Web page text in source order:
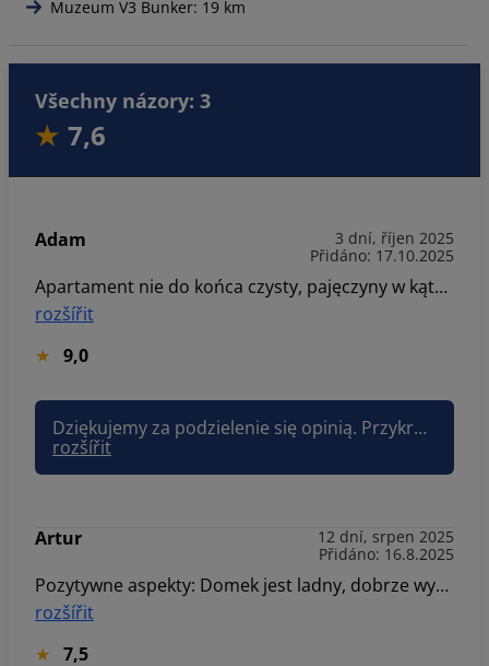
Muzeum V3 Bunker: 19 km
Všechny názory: 3
7,6
Adam
3 dní, říjen 2025
Přidáno: 17.10.2025
Apartament nie do końca czysty, pajęczyny w kątach, brudne okna od wewnątrz. Jacuzzi i sauna mało użyteczne. Jacuzzi wygrzewali się dwa dni i nie osiągnęło temperatury. Sauna również nie nagrzewała się do temperatura, aby można było ją nazwać sauna, mimo wielogodzinnej pracy pieca. W apartamencie tylko dwie rolki papieru toaletowego, oraz mała ilość tabletek do zmywarki. Mimo iż zostały zostawione kapsułki do ekspresu, były od innego modelu, co czyniło ekspres bezużytecznym.
rozšířit
9,0
Dziękujemy za podzielenie się opinią. Przykro nam, że apartament nie spełnił oczekiwań – przekazujemy uwagi do zespołu, by poprawić jakość usług. Doceniamy każdy sygnał, który pomaga nam się rozwijać. Pozdrawiam, Joanna Sun&Snow
rozšířit
Artur
12 dní, srpen 2025
Přidáno: 16.8.2025
Pozytywne aspekty: Domek jest ladny, dobrze wyposazony, szczegolnie lazienka i kuchnia, mimo malej powierzchni. Polozony z dala od innych obiektow, jest bardzo spokojnie i cicho. Negatywne aspekty: droga dojazdowa jest fatalnej jakosci, dziurawa, nierowna, w zasadzie polna droga dla maszyn rolniczych a nie samochodow i w zwiazku z tym odradzamy zmotoryzowanym gosciom pobyt. Wlasciciel powinien najpierw przygotowac dojazd do posesji a potem wynajmowac domek. Schody na pietro sa ryzykownie umieszczone i niebezpieczne przy wchodzeniu. Mali pupile nie maja szans dostac sie sami na gore. Sortowanie smieci jest zle zorganizowane. Nie wiadomo co, gdzie i jak. Brakuje workow.
rozšířit
7,5